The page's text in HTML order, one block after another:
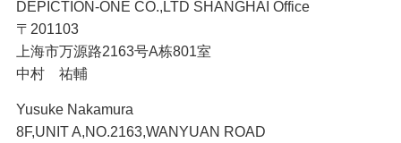
DEPICTION-ONE CO.,LTD SHANGHAI Office
〒201103
上海市万源路2163号A栋801室
中村 祐輔
Yusuke Nakamura
8F,UNIT A,NO.2163,WANYUAN ROAD